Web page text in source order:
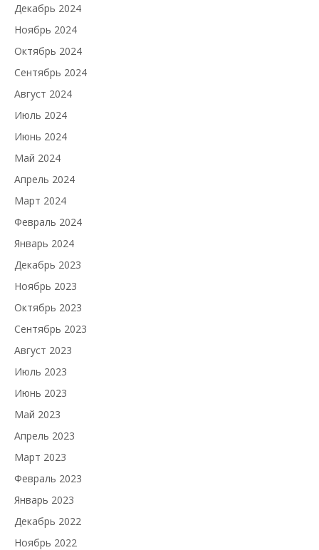
Декабрь 2024
Ноябрь 2024
Октябрь 2024
Сентябрь 2024
Август 2024
Июль 2024
Июнь 2024
Май 2024
Апрель 2024
Март 2024
Февраль 2024
Январь 2024
Декабрь 2023
Ноябрь 2023
Октябрь 2023
Сентябрь 2023
Август 2023
Июль 2023
Июнь 2023
Май 2023
Апрель 2023
Март 2023
Февраль 2023
Январь 2023
Декабрь 2022
Ноябрь 2022